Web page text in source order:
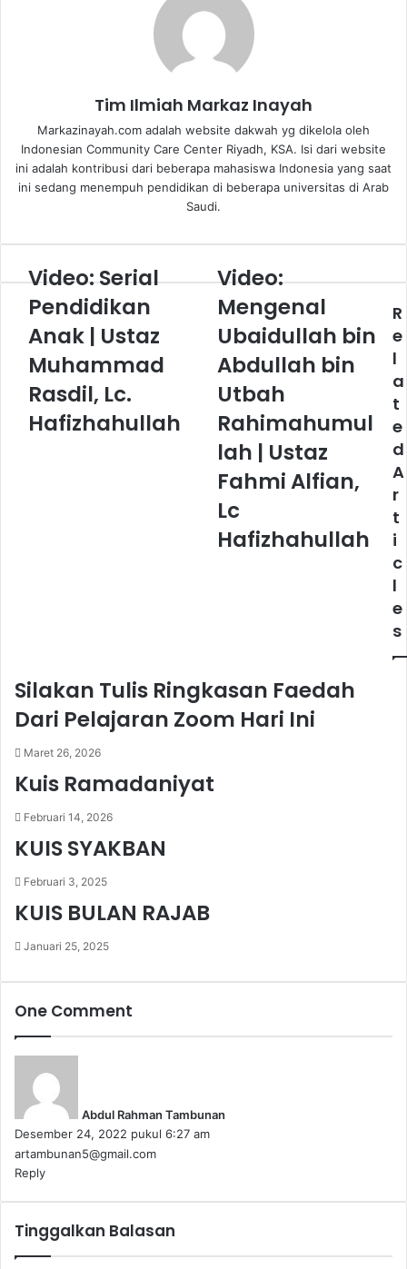
Tim Ilmiah Markaz Inayah
Markazinayah.com adalah website dakwah yg dikelola oleh
Indonesian Community Care Center Riyadh, KSA. Isi dari website
ini adalah kontribusi dari beberapa mahasiswa Indonesia yang saat
ini sedang menempuh pendidikan di beberapa universitas di Arab
Saudi.
Video:
Pendidikan
Anak
|
Ustaz
Muhammad
Rasdil,
Lc.
Video: Serial
Pendidikan
Anak | Ustaz
Muhammad
Rasdil, Lc.
Hafizhahullah
Video:
Ubaidullah
bin
Abdullah
bin
Utbah
Rahimahumullah
Ustaz
Fahmi
Alfian,
Lc
Hafizhahullah
Video:
Mengenal
Ubaidullah bin
Abdullah bin
Utbah
Rahimahumul
lah | Ustaz
Fahmi Alfian,
Lc
Hafizhahullah
R
e
l
a
t
e
d
A
r
t
i
c
l
e
s
Silakan Tulis Ringkasan Faedah
Dari Pelajaran Zoom Hari Ini
Maret 26, 2026
Kuis Ramadaniyat
Februari 14, 2026
KUIS SYAKBAN
Februari 3, 2025
KUIS BULAN RAJAB
Januari 25, 2025
One Comment
Abdul Rahman Tambunan
:
Desember 24, 2022 pukul 6:27 am
artambunan5@gmail.com
Reply
Tinggalkan Balasan